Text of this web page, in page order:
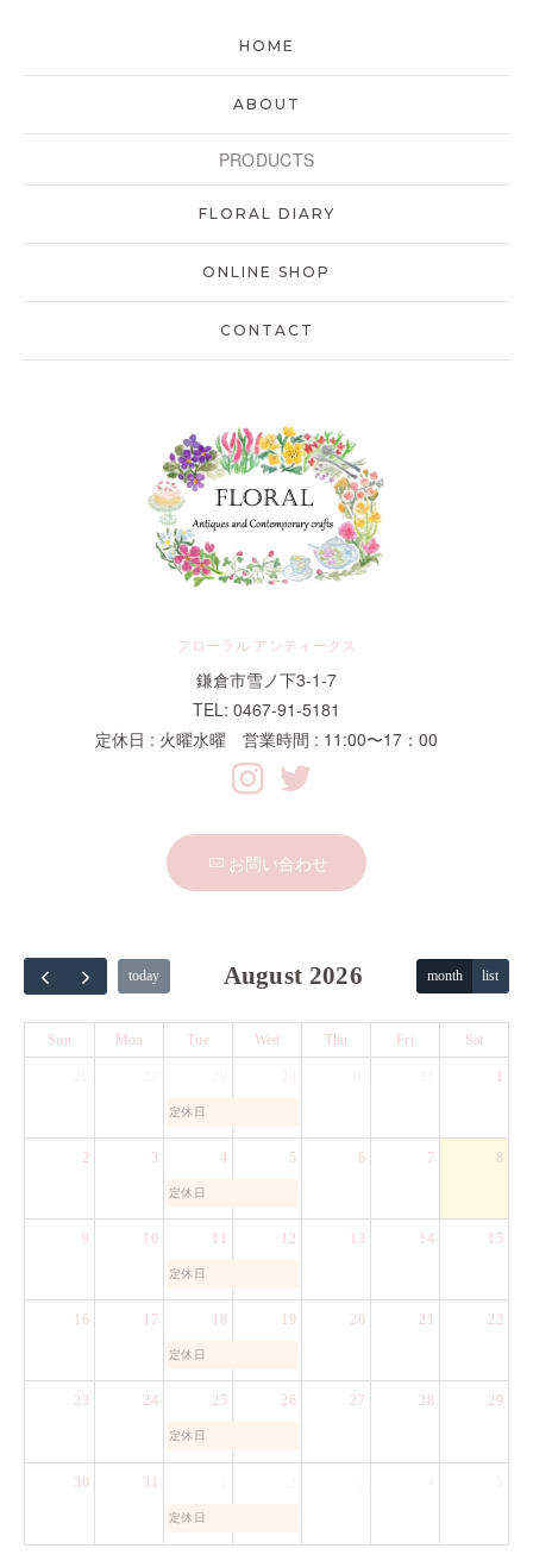
HOME
ABOUT
PRODUCTS
FLORAL DIARY
ONLINE SHOP
CONTACT
フローラル アンティークス
鎌倉市雪ノ下3-1-7
TEL: 0467-91-5181
定休日 : 火曜水曜 営業時間 : 11:00〜17：00
お問い合わせ
today August 2026 month list
Sun Mon Tue Wed Thu Fri Sat
定休日
1
2 3 4
定休日
5 6 7 8
9 10 11
定休日
12 13 14 15
16 17 18
定休日
19 20 21 22
23 24 25
定休日
26 27 28 29
30 31
定休日